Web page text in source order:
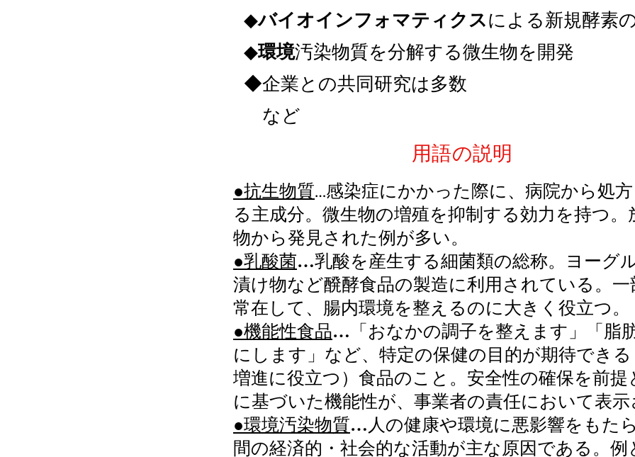
​◆バイオインフォマティクスによる新規酵素
◆環境汚染物質を分解する微生物を開発
◆企業との共同研究は多数
など
用語の説明
●抗生物質…感染症にかかった際に、病院から処
る主成分。微生物の増殖を抑制する効力を持つ
物から発見された例が多い。
●乳酸菌…乳酸を産生する細菌類の総称。ヨーグ
漬け物など醗酵食品の製造に利用されている。
常在して、腸内環境を整えるのに大きく役立つ。
●機能性食品…「おなかの調子を整えます」「脂
にします」など、特定の保健の目的が期待でき
増進に役立つ）食品のこと。安全性の確保を前提
に基づいた機能性が、事業者の責任において表
●環境汚染物質…人の健康や環境に悪影響をもた
間の経済的・社会的な活動が主な原因である。